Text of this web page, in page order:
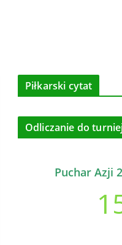
Piłkarski cytat
Odliczanie do
Puchar Azji